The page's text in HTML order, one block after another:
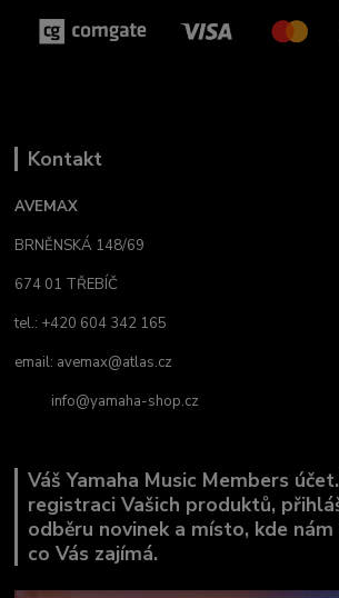
Kontakt
AVEMAX
BRNĚNSKÁ 148/69
674 01 TŘEBÍČ
tel.: +420 604 342 165
email: avemax@atlas.cz
info@yamaha-shop.cz
Váš Yamaha Music Members
registraci Vašich produktů,
odběru novinek a místo, kde
co Vás zajímá.